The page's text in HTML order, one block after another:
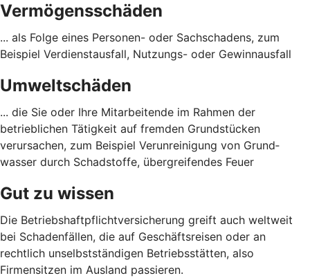
Vermögensschäden
... als Folge eines Personen- oder Sach­schadens, zum
Beispiel Verdienst­ausfall, Nutzungs- oder Gewinn­ausfall
Umweltschäden
... die Sie oder Ihre Mitarbeitende im Rahmen der
betrieblichen Tätigkeit auf fremden Grund­stücken
verursachen, zum Beispiel Verunreinigung von Grund­
wasser durch Schad­stoffe, übergreifendes Feuer
Gut zu wissen
Die Betriebshaftpflichtversicherung greift auch weltweit
bei Schadenfällen, die auf Geschäftsreisen oder an
rechtlich unselbstständigen Betriebsstätten, also
Firmensitzen im Ausland passieren.